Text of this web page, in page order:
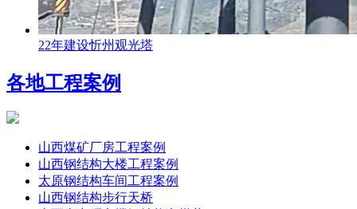
22年建设忻州观光塔
各地工程案例
山西煤矿厂房工程案例
山西钢结构大楼工程案例
太原钢结构车间工程案例
山西钢结构步行天桥